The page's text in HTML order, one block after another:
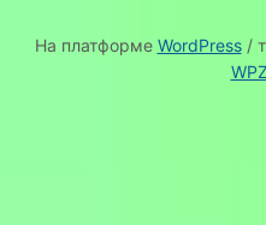
На платформе WordPress/